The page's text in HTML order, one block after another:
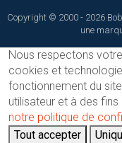
Copyright © 2000 - 2026
une
Nous respectons
cookies et
fonctionnement du
utilisateur et à des
notre politique de
Tout accepter